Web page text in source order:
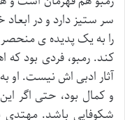
سر ستیز دارد و در
را به یک پدیده ی
کند. رمبو، فردی بود
آثار ادبی اش نیست. او
و کمال بود، حتی اگر
شکوفایی باشد. مهتدی